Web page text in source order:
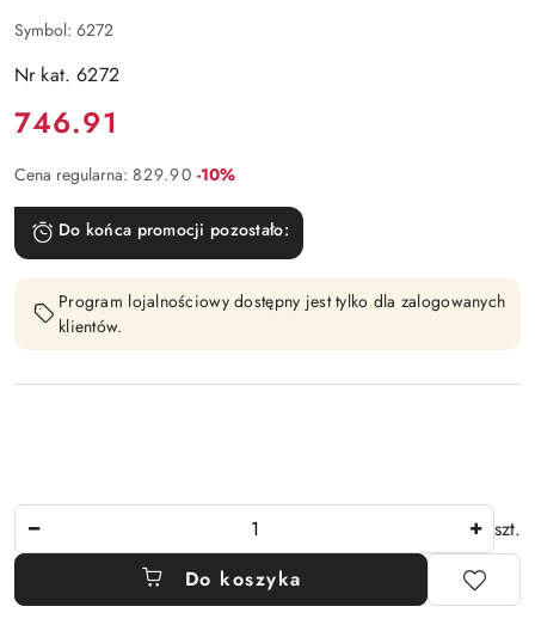
Symbol: 6272
Nr kat. 6272
Cena:
746.91
Cena regularna: 829.90 Rabat:
-10%
Do końca promocji pozostało:
Program lojalnościowy dostępny jest tylko dla zalogowanych
klientów.
szt.
Do koszyka